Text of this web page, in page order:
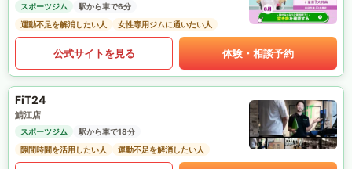
スポーツジム
駅から車で6分
運動不足を解消したい人
女性専用ジムに通いたい人
公式サイトを見る 体験・相談予約
FiT24
鯖江店
スポーツジム
駅から車で18分
隙間時間を活用したい人
運動不足を解消したい人